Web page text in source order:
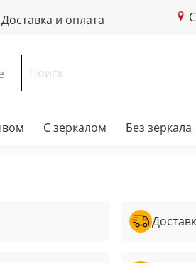
Доставка и оплата
С зеркалом Без зеркала